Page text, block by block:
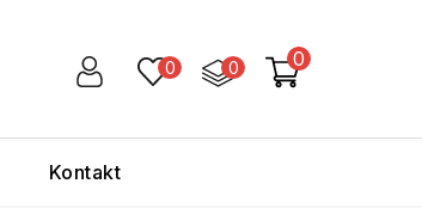
0
0
0
Kontakt